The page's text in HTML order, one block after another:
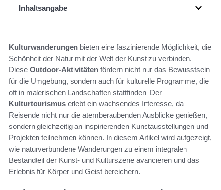
Inhaltsangabe
Kulturwanderungen bieten eine faszinierende Möglichkeit, die
Schönheit der Natur mit der Welt der Kunst zu verbinden.
Diese Outdoor-Aktivitäten fördern nicht nur das Bewusstsein
für die Umgebung, sondern auch für kulturelle Programme, die
oft in malerischen Landschaften stattfinden. Der
Kulturtourismus erlebt ein wachsendes Interesse, da
Reisende nicht nur die atemberaubenden Ausblicke genießen,
sondern gleichzeitig an inspirierenden Kunstausstellungen und
Projekten teilnehmen können. In diesem Artikel wird aufgezeigt,
wie naturverbundene Wanderungen zu einem integralen
Bestandteil der Kunst- und Kulturszene avancieren und das
Erlebnis für Körper und Geist bereichern.